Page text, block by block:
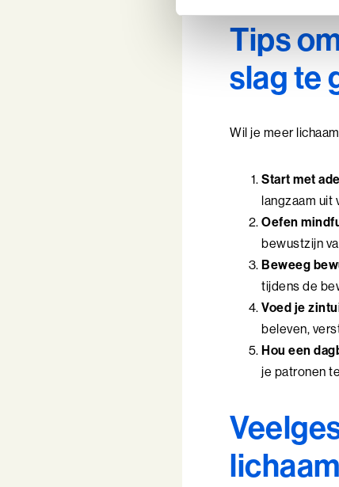
Tips
slag te
Wil je meer
Start met
langzaam uit
Oefen
bewustzijn
Beweeg
tijdens de
Voed je
beleven,
Hou een
je patronen